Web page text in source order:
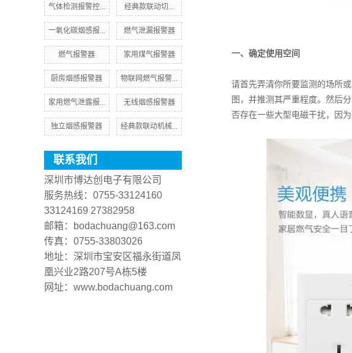
气体检测报警控... ​经典款联动切...
一氧化碳烟感报... 燃气泄漏报警器
燃气报警器 家用煤气报警器
厨房烟感报警器 物联网燃气报警...
家用燃气泄露报... 无线烟感报警器
独立烟感报警器 经典款联动机械...
联系我们
深圳市博达创电子有限公司
服务热线：0755-33124160
33124169 27382958
邮箱：bodachuang@163.com
传真：0755-33803026
地址：深圳市宝安区福永街道凤
凰兴业2路207号A栋5楼
网址：www.bodachuang.com
一、确定使用空间
请首先弄清你所要监测的场所
图，并推测其严重程度。然后
否存在一些大型电磁干扰，因